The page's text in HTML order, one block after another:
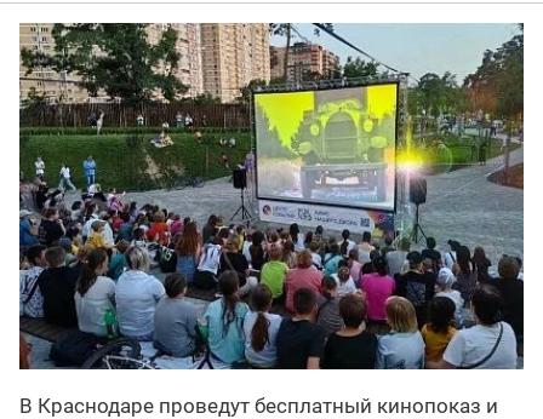
В Краснодаре проведут бесплатный кинопоказ и